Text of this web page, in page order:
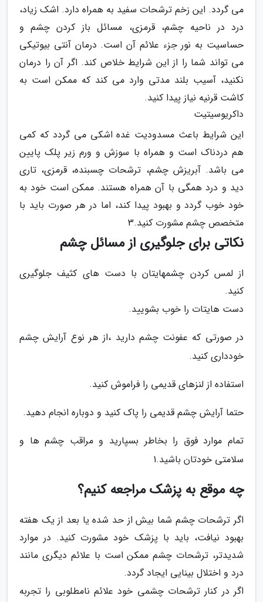
می گردد. این زخم ترشحات سفید به همراه دارد. اشک زیاد،
درد در ناحیه چشم، قرمزی، مسائل باز کردن چشم و
حساسیت به نور جزء علائم آن است. درمان آنتی بیوتیکی
می تواند شما را از این شرایط خلاص کند. اگر آن را درمان
نکنید، آسیب بلند مدتی وارد می کند که ممکن است به
کاشت قرنیه نیاز پیدا کنید.
داکریوسیتیت
این شرایط باعث مسدودیت غده اشکی می گردد که کمی
هم دردناک است و همراه با سوزش و ورم زیر پلک پایین
می باشد. آبریزش چشم، ترشحات چسبنده، قرمزی، تاری
دید و درد همگی با آن همراه هستند. ممکن است خود به
خود خوب گردد و بهبود پیدا کند، اما در هر صورت باید با
متخصص چشم مشورت کنید.3
نکاتی برای جلوگیری از مسائل چشم
از لمس کردن چشمهایتان با دست های کثیف جلوگیری
کنید.
دست هایتات را خوب بشویید.
در صورتی که عفونت چشم دارید ،از هر نوع آرایش چشم
خودداری کنید.
استفاده از لنزهای قدیمی را فراموش کنید.
حتما آرایش چشم قدیمی را پاک کنید و دوباره انجام دهید.
تمام موارد فوق را بخاطر بسپارید و مراقب چشم ها و
سلامتی خودتان باشید.1
چه موقع به پزشک مراجعه کنیم؟
اگر ترشحات چشم شما بیش از حد شده یا بعد از یک هفته
بهبود نیافت، باید با پزشک خود مشورت کنید. در موارد
شدیدتر، ترشحات چشم ممکن است با علائم دیگری مانند
درد و اختلال بینایی ایجاد گردد.
اگر در کنار ترشحات چشمی خود علائم نامطلوبی را تجربه